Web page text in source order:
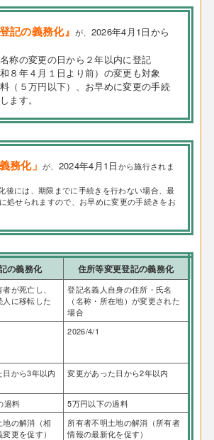
記の義務化』が、 2026年4月1日から
称の変更の日から２年以内に登記
８年４月１日より前）の変更も対象
（５万円以下）、お早めに変更の手続
ます。
務化」が、 2024年4月1日から施行されま
後には、期限までに手続きを行わない場合、最
処せられますので、お早めに変更の手続きをお
の義務化 住所等変更登記の義務化
が死亡し、
人に移転した
登記名義人自身の住所・氏名
（名称・所在地）が変更された
場合
2026/4/1
から3年以内 変更があった日から2年以内
過料
5万円以下の過料
地の解消（相
更を促す）
所有者不明土地の解消（所有者
情報の最新化を促す）